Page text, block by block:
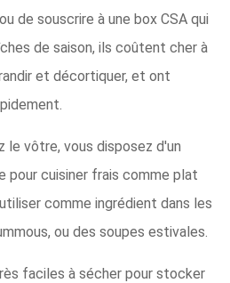
de souscrire à une box CSA qui
de saison, ils coûtent cher à
et décortiquer, et ont
le vôtre, vous disposez d'un
pour cuisiner frais comme plat
comme ingrédient dans les
ou des soupes estivales.
faciles à sécher pour stocker